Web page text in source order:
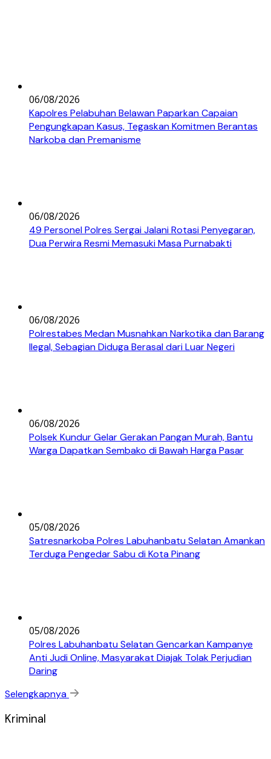
06/08/2026
Kapolres Pelabuhan Belawan Paparkan Capaian
Pengungkapan Kasus, Tegaskan Komitmen Berantas
Narkoba dan Premanisme
06/08/2026
49 Personel Polres Sergai Jalani Rotasi Penyegaran,
Dua Perwira Resmi Memasuki Masa Purnabakti
06/08/2026
Polrestabes Medan Musnahkan Narkotika dan Barang
Ilegal, Sebagian Diduga Berasal dari Luar Negeri
06/08/2026
Polsek Kundur Gelar Gerakan Pangan Murah, Bantu
Warga Dapatkan Sembako di Bawah Harga Pasar
05/08/2026
Satresnarkoba Polres Labuhanbatu Selatan Amankan
Terduga Pengedar Sabu di Kota Pinang
05/08/2026
Polres Labuhanbatu Selatan Gencarkan Kampanye
Anti Judi Online, Masyarakat Diajak Tolak Perjudian
Daring
Selengkapnya
Kriminal